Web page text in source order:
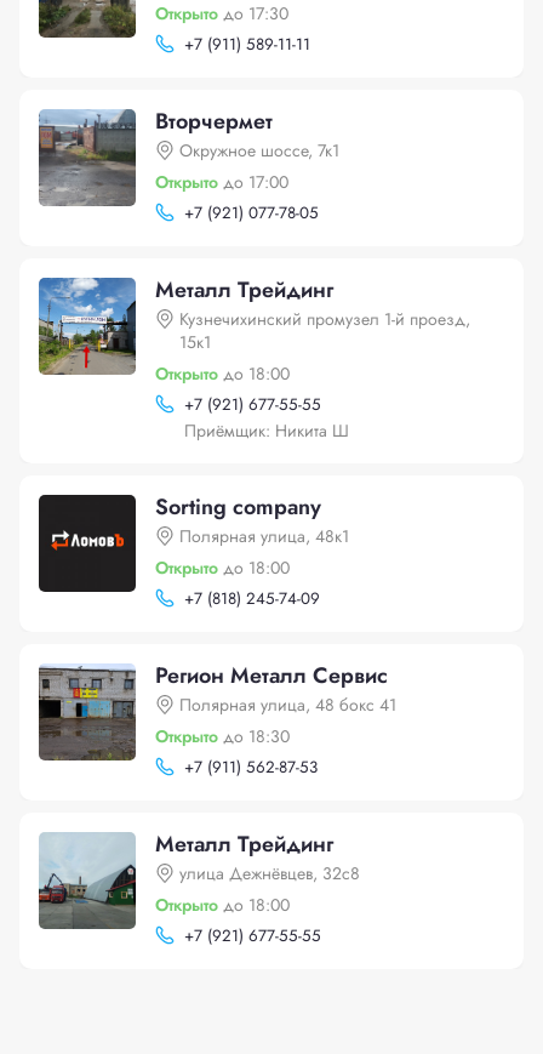
Открыто до 17:30
+7 (911) 589-11-11
Вторчермет
Окружное шоссе, 7к1
Открыто до 17:00
+7 (921) 077-78-05
Металл Трейдинг
Кузнечихинский промузел 1-й проезд,
15к1
Открыто до 18:00
+7 (921) 677-55-55
Приёмщик: Никита Ш
Sorting company
Полярная улица, 48к1
Открыто до 18:00
+7 (818) 245-74-09
Регион Металл Сервис
Полярная улица, 48 бокс 41
Открыто до 18:30
+7 (911) 562-87-53
Металл Трейдинг
улица Дежнёвцев, 32с8
Открыто до 18:00
+7 (921) 677-55-55